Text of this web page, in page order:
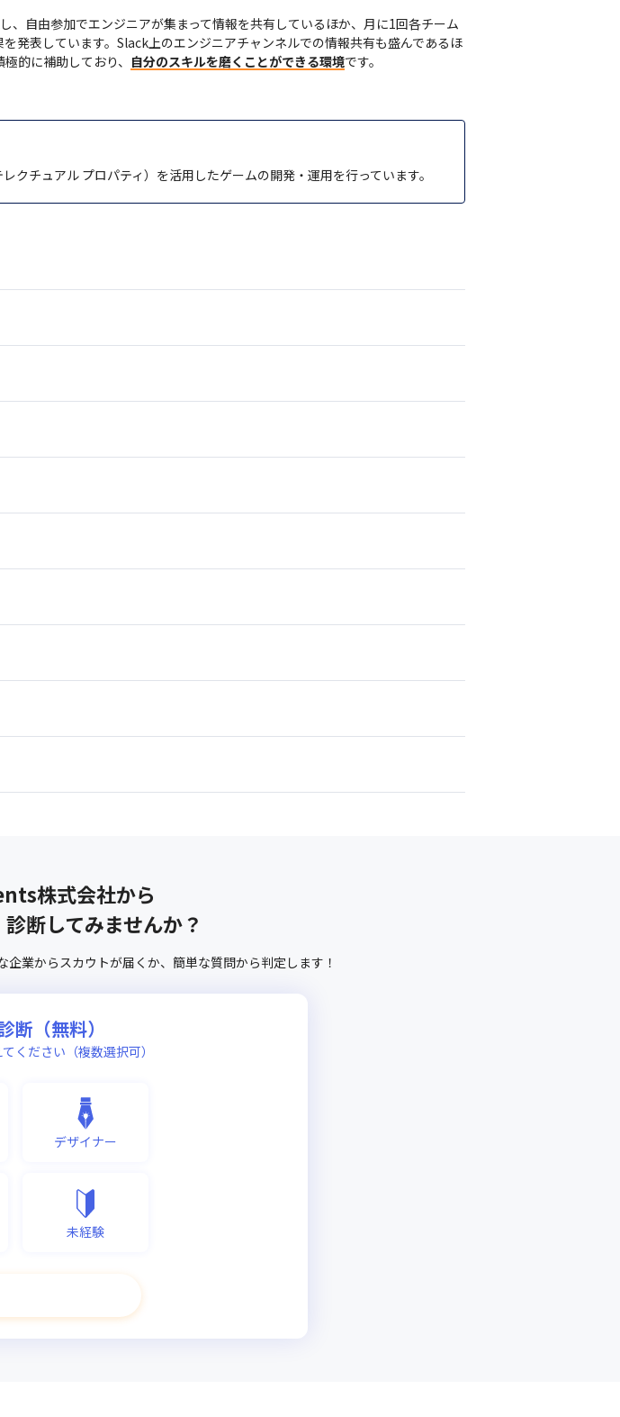
自由参加でエンジニアが集まって情報を共有しているほか、月に1回各チーム
発表しています。Slack上のエンジニアチャンネルでの情報共有も盛んであるほ
的に補助しており、 自分のスキルを磨くことができる環境です。
チュアル プロパティ）を活用したゲームの開発・運用を行っています。
株式会社から
断してみませんか？
企業からスカウトが届くか、 簡単な質問から判定します！
断（無料）
ください（複数選択可）
デザイナー
未経験